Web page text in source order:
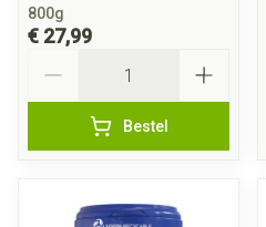
800g
€ 27,99
Bestel